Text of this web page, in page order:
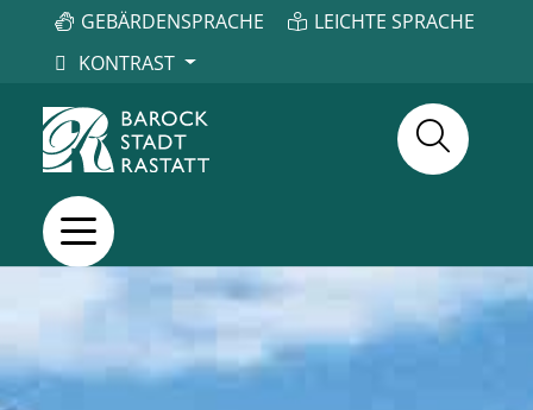
GEBÄRDENSPRACHE
LEICHTE SPRACHE
KONTRAST